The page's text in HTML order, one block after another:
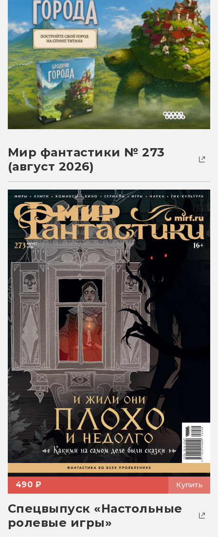
Мир фантастики № 273
(август 2026)
490 ₽ Купить
Спецвыпуск «Настольные
ролевые игры»